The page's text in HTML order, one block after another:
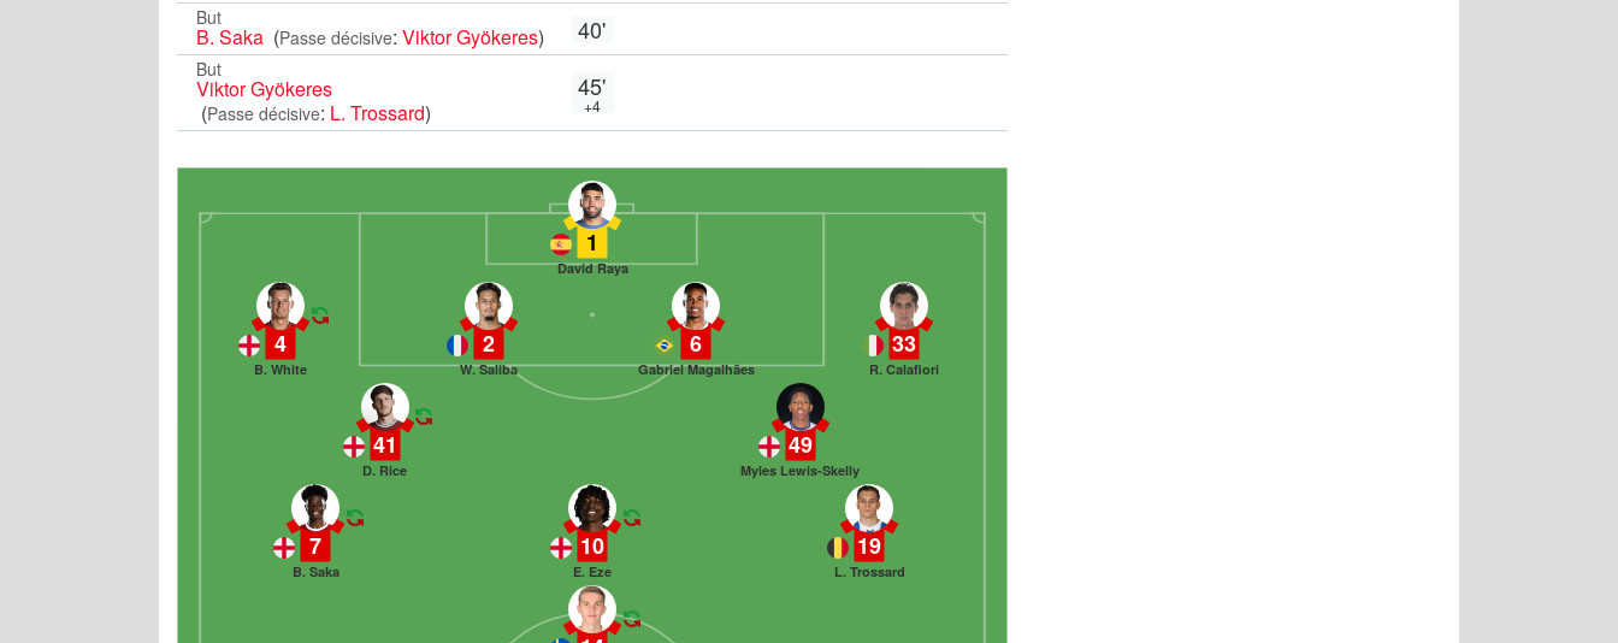
But
B. Saka (Passe décisive: Viktor Gyökeres) 40'
But
Viktor Gyökeres
(Passe décisive: L. Trossard)
45'
+4
1
David Raya
33
R. Calafiori
6
Gabriel Magalhães
2
W. Saliba
4
B. White
49
Myles Lewis-Skelly
41
D. Rice
19
L. Trossard
10
E. Eze
7
B. Saka